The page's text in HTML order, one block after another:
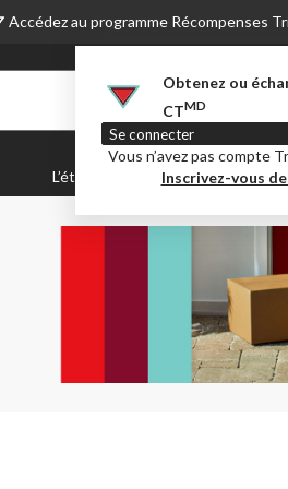
Accédez au programme Récompenses
Obtenez ou
CTMD
Se connecter
Vous n’avez pas compte
Inscrivez-vous
L’été Party City